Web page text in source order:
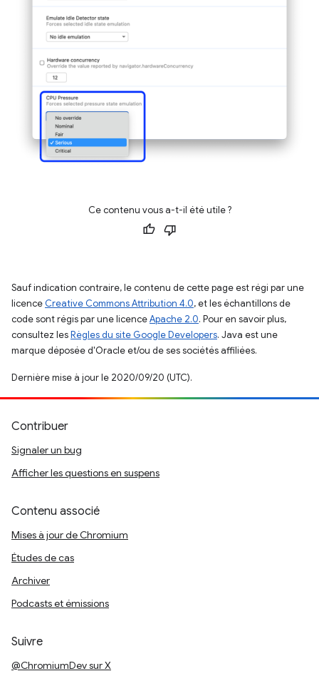
Ce contenu vous a-t-il été utile ?
Sauf indication contraire, le contenu de cette page est régi par une
licence Creative Commons Attribution 4.0, et les échantillons de
code sont régis par une licenceApache 2.0. Pour en savoir plus,
consultez lesRègles du site Google Developers. Java est une
marque déposée d'Oracle et/ou de ses sociétés affiliées.
Dernière mise à jour le 2020/09/20 (UTC).
Contribuer
Signaler un bug
Afficher les questions en suspens
Contenu associé
Mises à jour de Chromium
Études de cas
Archiver
Podcasts et émissions
Suivre
@ChromiumDev sur X